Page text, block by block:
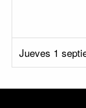
Jueves 1